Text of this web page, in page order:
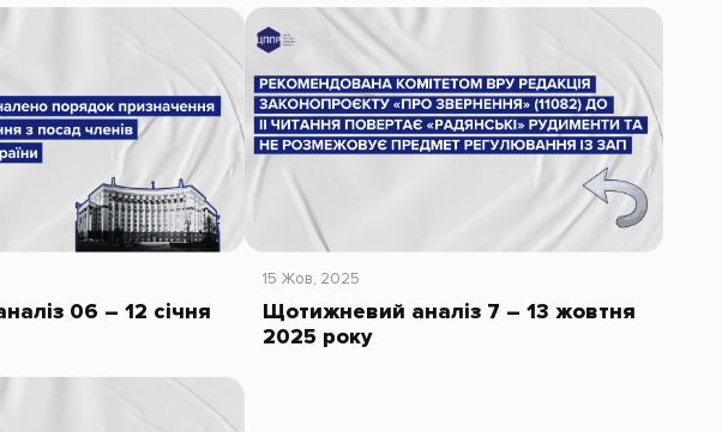
06 – 12 січня
15 Жов, 2025
Щотижневий аналіз 7 – 13 жовтня
2025 року